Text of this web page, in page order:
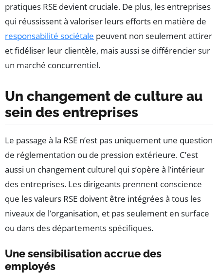
pratiques RSE devient cruciale. De plus, les entreprises
qui réussissent à valoriser leurs efforts en matière de
responsabilité sociétale peuvent non seulement attirer
et fidéliser leur clientèle, mais aussi se différencier sur
un marché concurrentiel.
Un changement de culture au
sein des entreprises
Le passage à la RSE n’est pas uniquement une question
de réglementation ou de pression extérieure. C’est
aussi un changement culturel qui s’opère à l’intérieur
des entreprises. Les dirigeants prennent conscience
que les valeurs RSE doivent être intégrées à tous les
niveaux de l’organisation, et pas seulement en surface
ou dans des départements spécifiques.
Une sensibilisation accrue des
employés